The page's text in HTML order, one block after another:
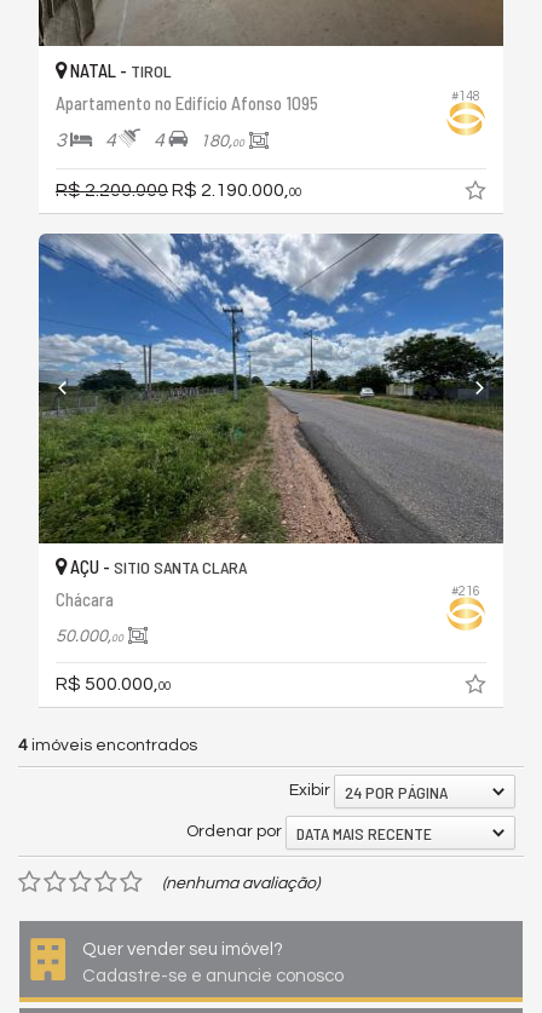
#148
NATAL - TIROL
Apartamento no Edifício Afonso 1095
3 4 4 180,00
R$ 2.200.000R$ 2.190.000, 00
#216
AÇU - SITIO SANTA CLARA
Chácara
50.000,00
R$ 500.000,00
4 imóveis encontrados
Exibir 24 POR PÁGINA
Ordenar por DATA MAIS RECENTE
(nenhuma avaliação)
Quer vender seu imóvel?
Cadastre-se e anuncie conosco